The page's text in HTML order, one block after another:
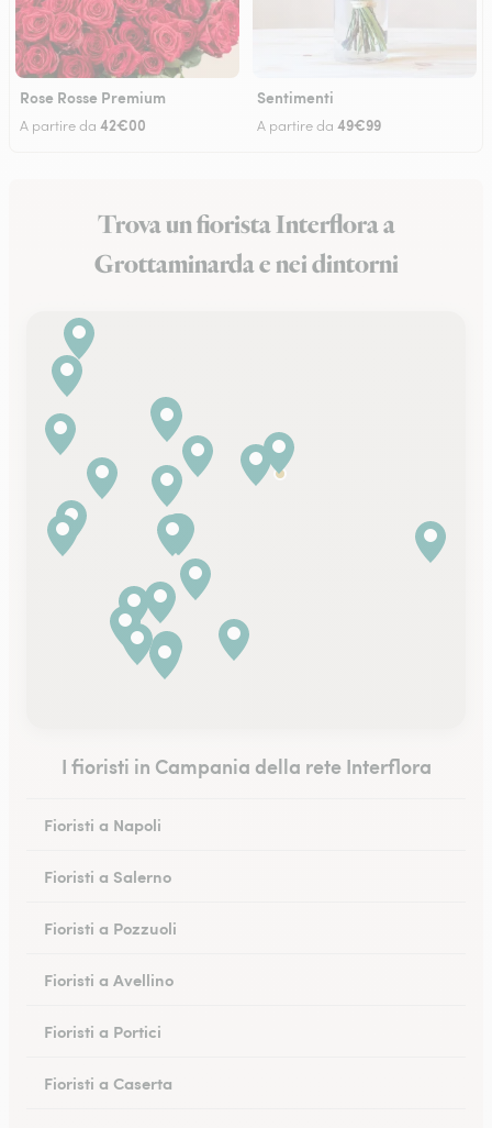
Rose Rosse Premium
A partire da 42€00
Sentimenti
A partire da 49€99
Trova un fiorista Interflora a
Grottaminarda e nei dintorni
I fioristi in Campania della rete Interflora
Fioristi a Napoli
Fioristi a Salerno
Fioristi a Pozzuoli
Fioristi a Avellino
Fioristi a Portici
Fioristi a Caserta